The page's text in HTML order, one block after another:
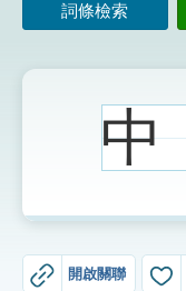
生字詞彙表
詞條檢索
中
開啟關聯